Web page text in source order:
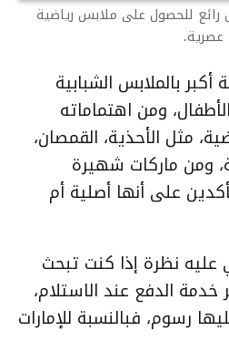
للحصول على ملابس رياضية
عصرية.
بالملابس الشبابية
ومن اهتماماته
مثل الأحذية، القمصان،
ومن ماركات شهيرة
على أنها أصلية أم
نظرة إذا كنت تبحث
الدفع عند الاستلام،
رسوم، فبالنسبة للإمارات